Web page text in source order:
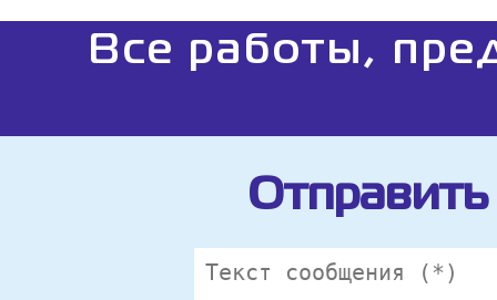
Все работы,
Отправить